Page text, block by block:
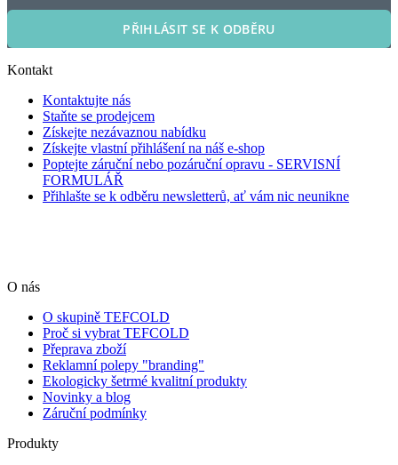
PŘIHLÁSIT SE K ODBĚRU
Kontakt
Kontaktujte nás
Staňte se prodejcem
Získejte nezávaznou nabídku
Získejte vlastní přihlášení na náš e-shop
Poptejte záruční nebo pozáruční opravu - SERVISNÍ
FORMULÁŘ
Přihlašte se k odběru newsletterů, ať vám nic neunikne
O nás
O skupině TEFCOLD
Proč si vybrat TEFCOLD
Přeprava zboží
Reklamní polepy "branding"
Ekologicky šetrmé kvalitní produkty
Novinky a blog
Záruční podmínky
Produkty